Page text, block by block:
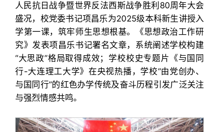
人民抗日战争暨世界反法西斯战争胜利80周年大会
盛况，校党委书记项昌乐为2025级本科新生讲授入
学第一课，筑牢师生思想根基。《思想政治工作研
究》发表项昌乐书记署名文章，系统阐述学校构建
“大思政”格局取得成效；学校校史专题片《与国同
行-大连理工大学》在央视热播，学校“由党创办、
与国同行”的红色办学传统及奋斗历程引发广泛关注
与强烈情感共鸣。